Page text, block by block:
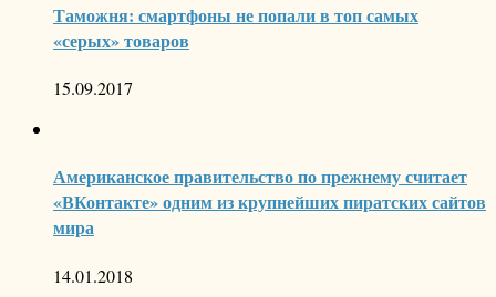
Таможня: смартфоны не попали в топ самых
«серых» товаров
15.09.2017
Американское правительство по прежнему считает
«ВКонтакте» одним из крупнейших пиратских сайтов
мира
14.01.2018